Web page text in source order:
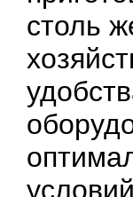
столь